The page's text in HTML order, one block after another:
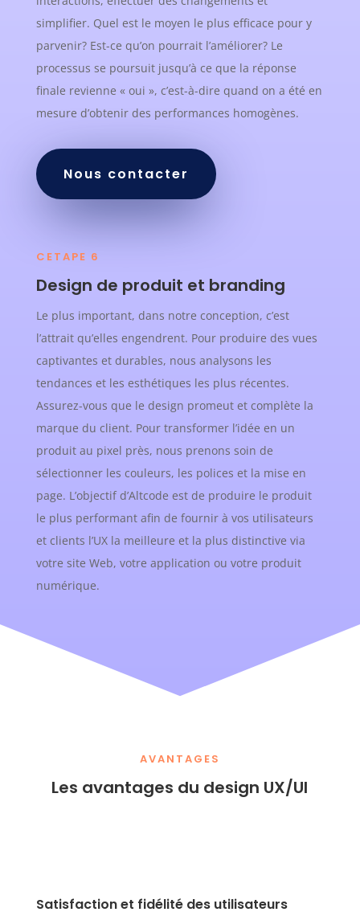
simplifier. Quel est le moyen le plus efficace pour y
parvenir? Est-ce qu’on pourrait l’améliorer? Le
processus se poursuit jusqu’à ce que la réponse
finale revienne « oui », c’est-à-dire quand on a été en
mesure d’obtenir des performances homogènes.
Nous contacter
CETAPE 6
Design de produit et branding
Le plus important, dans notre conception, c’est
l’attrait qu’elles engendrent. Pour produire des vues
captivantes et durables, nous analysons les
tendances et les esthétiques les plus récentes.
Assurez-vous que le design promeut et complète la
marque du client. Pour transformer l’idée en un
produit au pixel près, nous prenons soin de
sélectionner les couleurs, les polices et la mise en
page. L’objectif d’Altcode est de produire le produit
le plus performant afin de fournir à vos utilisateurs
et clients l’UX la meilleure et la plus distinctive via
votre site Web, votre application ou votre produit
numérique.
AVANTAGES
Les avantages du design UX/UI
Satisfaction et fidélité des utilisateurs